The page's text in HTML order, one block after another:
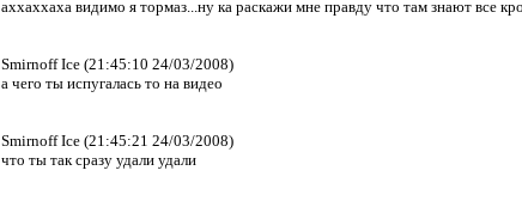
аххаххаха видимо я тормаз...ну ка раскажи мне правду что там знают все
Smirnoff Ice (21:45:10 24/03/2008)
а чего ты испугалась то на видео
Smirnoff Ice (21:45:21 24/03/2008)
что ты так сразу удали удали